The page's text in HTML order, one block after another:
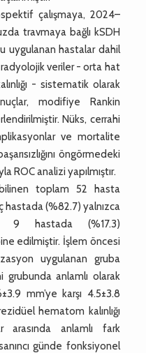
çalışmaya, 2024–
travmaya bağlı kSDH
uygulanan hastalar dahil
veriler - orta hat
- sistematik olarak
modifiye Rankin
Nüks, cerrahi
ve mortalite
öngörmedeki
ROC analizi yapılmıştır.
bilinen toplam 52 hasta
hastada (%82.7) yalnızca
9 hastada (%17.3)
edilmiştir. İşlem öncesi
uygulanan gruba
grubunda anlamlı olarak
mm’ye karşı 4.5±3.8
hematom kalınlığı
arasında anlamlı fark
günde fonksiyonel